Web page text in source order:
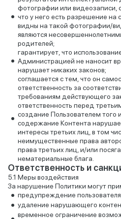
фотографии или видеозаписи,
что у него есть разрешение на
видны на такой фотографии/
являются
родителей;
гарантирует, что
Администрацией не наносит
нарушает никаких законов;
соглашается с тем, что он
ответственность за
требованиям действующего
ответственность перед
создание Пользователем того
содержание Контента
интересы третьих лиц, в том
неимущественные права
права третьих лиц, и/или
нематериальные блага.
Ответственность и
Меры воздействия
За нарушение Политики могут
предупреждение
удаление нарушающего
временное ограничение